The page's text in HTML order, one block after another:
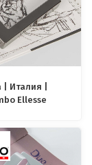
| Италия |
Ellesse